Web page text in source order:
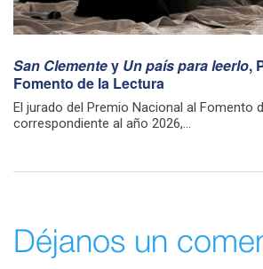
San Clementey Un país para leerlo,
Fomento de la Lectura
El jurado del Premio Nacional al Fomento
correspondiente al año 2026,...
Déjanos un